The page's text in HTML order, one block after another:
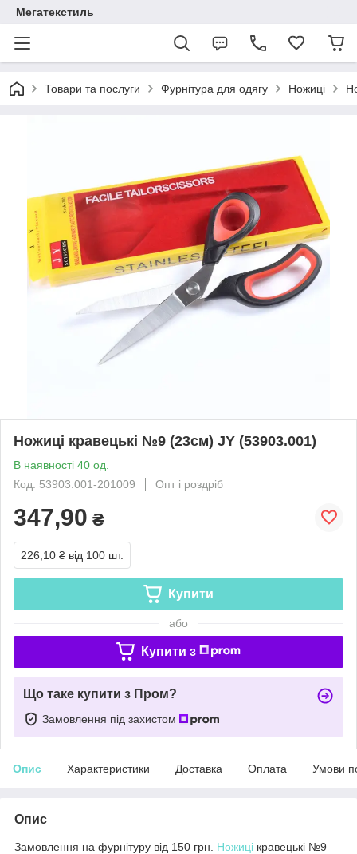
Мегатекстиль
Товари та послуги Фурнітура для одягу Ножиці
Ножиці кравецькі №9 (23см) JY (53903.001)
В наявності 40 од.
Код: 53903.001-201009
Опт і роздріб
347,90 ₴
226,10 ₴ від 100 шт.
Купити
або
Купити з
Що таке купити з Пром?
Замовлення під захистом
Опис Характеристики Доставка Оплата Умови
Опис
Замовлення на фурнітуру від 150 грн. Ножиці кравецькі №9